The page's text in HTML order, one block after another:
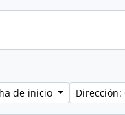
de inicio